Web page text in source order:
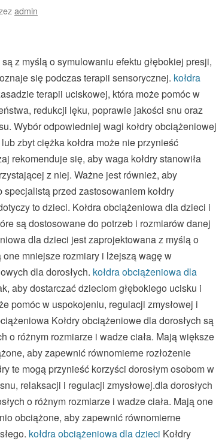
admin
z myślą o symulowaniu efektu głębokiej presji,
się podczas terapii sensorycznej. kołdra
terapii uciskowej, która może pomóc w
redukcji lęku, poprawie jakości snu oraz
Wybór odpowiedniej wagi kołdry obciążeniowej
zbyt ciężka kołdra może nie przynieść
rekomenduje się, aby waga kołdry stanowiła
z niej. Ważne jest również, aby
przed zastosowaniem kołdry
to dzieci. Kołdra obciążeniowa dla dzieci i
są dostosowane do potrzeb i rozmiarów danej
dla dzieci jest zaprojektowana z myślą o
mniejsze rozmiary i lżejszą wagę w
dla dorosłych. kołdra obciążeniowa dla
aby dostarczać dzieciom głębokiego ucisku i
pomóc w uspokojeniu, regulacji zmysłowej i
Kołdry obciążeniowe dla dorosłych są
o różnym rozmiarze i wadze ciała. Mają większe
aby zapewnić równomierne rozłożenie
te mogą przynieść korzyści dorosłym osobom w
relaksacji i regulacji zmysłowej.dla dorosłych
o różnym rozmiarze i wadze ciała. Mają one
obciążone, aby zapewnić równomierne
kołdra obciążeniowa dla dzieci Kołdry